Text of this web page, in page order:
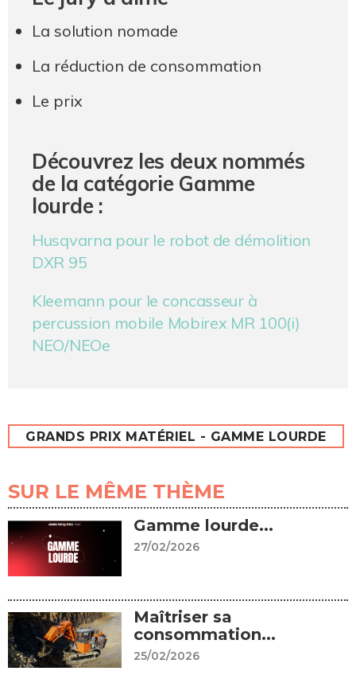
La solution nomade
La réduction de consommation
Le prix
Découvrez les deux nommés
de la catégorie Gamme
lourde :
Husqvarna pour le robot de démolition
DXR 95
Kleemann pour le concasseur à
percussion mobile Mobirex MR 100(i)
NEO/NEOe
GRANDS PRIX MATÉRIEL - GAMME LOURDE
SUR LE MÊME THÈME
Gamme lourde...
27/02/2026
Maîtriser sa
consommation...
25/02/2026